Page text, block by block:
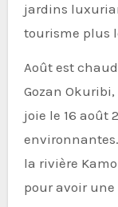
jardins
tourisme plus
Août est
Gozan
joie le 16 août
la rivière
pour avoir